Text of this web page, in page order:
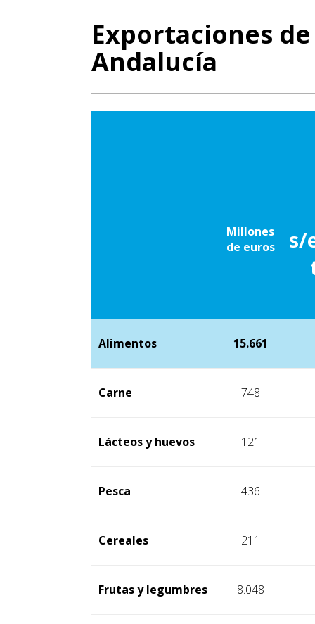
Exportaciones
Andalucía
Millones
de euros
s/
Alimentos 15.661
Carne 748
Lácteos y huevos 121
Pesca 436
Cereales 211
Frutas y legumbres 8.048